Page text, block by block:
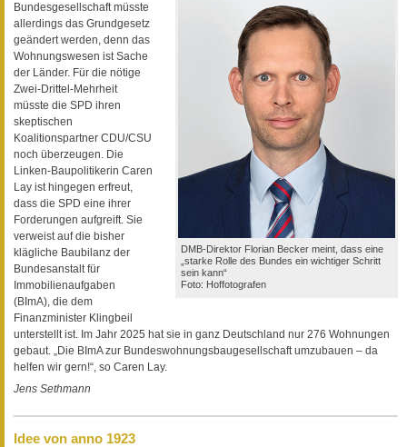
DMB-Direktor Florian Becker meint, dass eine
„starke Rolle des Bundes ein wichtiger Schritt
sein kann“
Foto: Hoffotografen
Bundesgesellschaft müsste
allerdings das Grundgesetz
geändert werden, denn das
Wohnungswesen ist Sache
der Länder. Für die nötige
Zwei-Drittel-Mehrheit
müsste die SPD ihren
skeptischen
Koalitionspartner CDU/CSU
noch überzeugen. Die
Linken-Baupolitikerin Caren
Lay ist hingegen erfreut,
dass die SPD eine ihrer
Forderungen aufgreift. Sie
verweist auf die bisher
klägliche Baubilanz der
Bundesanstalt für
Immobilienaufgaben
(BImA), die dem
Finanzminister Klingbeil
unterstellt ist. Im Jahr 2025 hat sie in ganz Deutschland nur 276 Wohnungen
gebaut. „Die BImA zur Bundeswohnungsbaugesellschaft umzubauen – da
helfen wir gern!“, so Caren Lay.
Jens Sethmann
Idee von anno 1923